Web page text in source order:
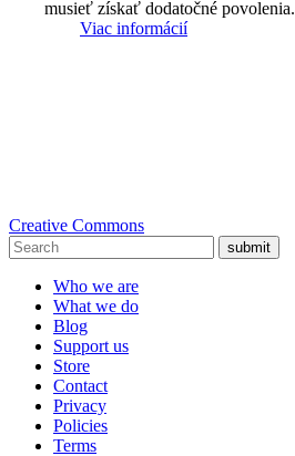
musieť získať dodatočné povolenia.
Viac informácií
Creative Commons
submit
Who we are
What we do
Blog
Support us
Store
Contact
Privacy
Policies
Terms